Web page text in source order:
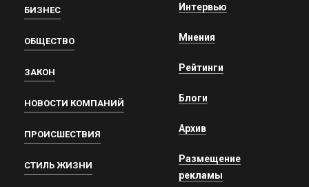
БИЗНЕС
ОБЩЕСТВО
ЗАКОН
НОВОСТИ КОМПАНИЙ
ПРОИСШЕСТВИЯ
СТИЛЬ ЖИЗНИ
Интервью
Мнения
Рейтинги
Блоги
Архив
Размещение
рекламы